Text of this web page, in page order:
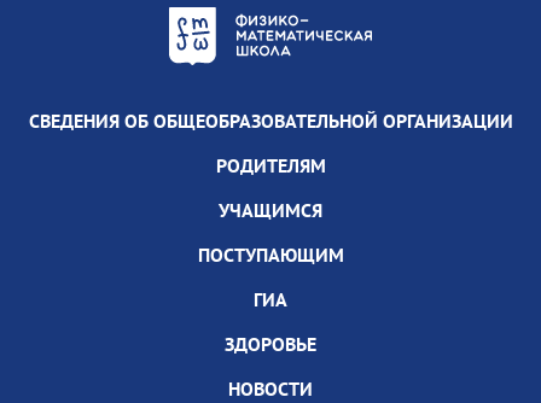
СВЕДЕНИЯ ОБ ОБЩЕОБРАЗОВАТЕЛЬНОЙ ОРГАНИЗАЦИИ
РОДИТЕЛЯМ
УЧАЩИМСЯ
ПОСТУПАЮЩИМ
ГИА
ЗДОРОВЬЕ
НОВОСТИ